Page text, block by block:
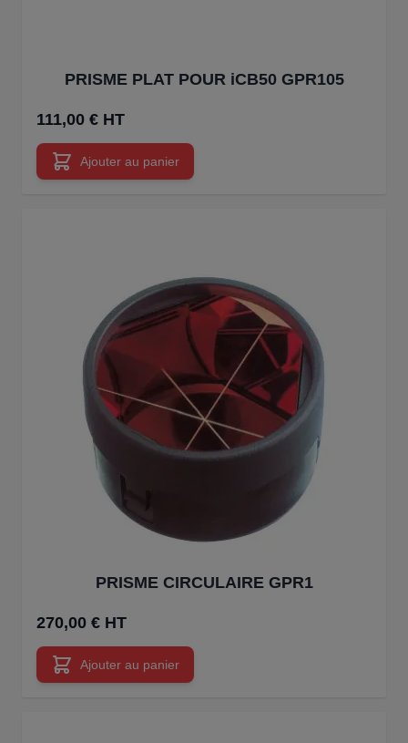
PRISME PLAT POUR iCB50 GPR105
111,00 € HT
Ajouter au panier
PRISME CIRCULAIRE GPR1
270,00 € HT
Ajouter au panier